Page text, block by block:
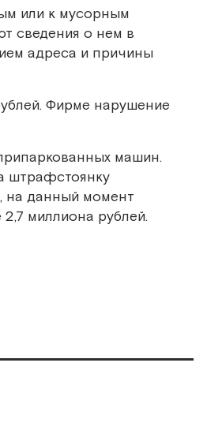
или к мусорным
сведения о нем в
адреса и причины
Фирме нарушение
машин.
штрафстоянку
на данный момент
миллиона рублей.